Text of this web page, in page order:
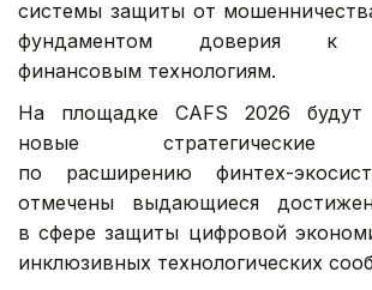
системы защиты от
фундаментом доверия к
финансовым технологиям.
На площадке CAFS 2026 будут
новые стратегические
по расширению финтех-
отмечены выдающиеся
в сфере защиты цифровой
инклюзивных технологических